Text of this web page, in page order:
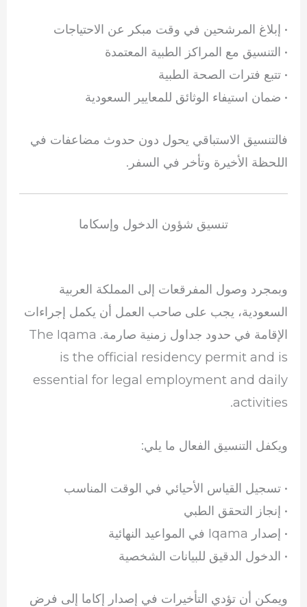
• إبلاغ المرشحين في وقت مبكر عن الاحتياجات
• التنسيق مع المراكز الطبية المعتمدة
• تتبع فترات الصحة الطبية
• ضمان استيفاء الوثائق للمعايير السعودية
فالتنسيق الاستباقي يحول دون حدوث مضاعفات في
اللحظة الأخيرة وتأخر في السفر.
تنسيق شؤون الدخول وإسكاما
وبمجرد وصول المفرقعات إلى المملكة العربية
السعودية، يجب على صاحب العمل أن يكمل إجراءات
الإقامة في حدود جداول زمنية صارمة. The Iqama
is the official residency permit and is
essential for legal employment and daily
activities.
ويكفل التنسيق الفعال ما يلي:
• تسجيل القياس الأحيائي في الوقت المناسب
• إنجاز التحقق الطبي
• إصدار Iqama في المواعيد النهائية
• الدخول الدقيق للبيانات الشخصية
ويمكن أن تؤدي التأخيرات في إصدار إكاما إلى فرض